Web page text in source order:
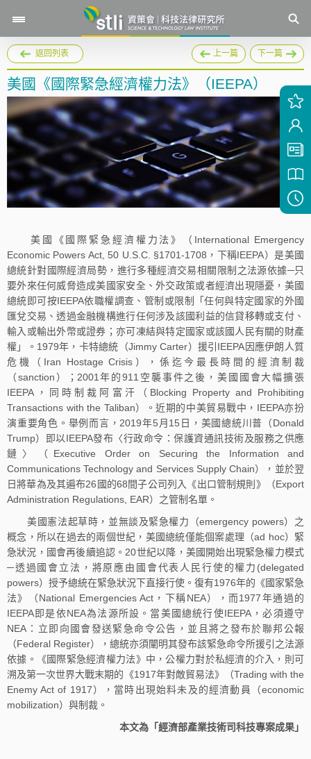
返回列表 上一篇 下一篇
美國《國際緊急經濟權力法》（IEEPA）
美國《國際緊急經濟權力法》（International Emergency
Economic Powers Act, 50 U.S.C. §1701-1708，下稱IEEPA）是美國
總統針對國際經濟局勢，進行多種經濟交易相關限制之法源依據─只
要外來任何威脅造成美國家安全、外交政策或者經濟出現隱憂，美國
總統即可按IEEPA依職權調查、管制或限制「任何與特定國家的外國
匯兌交易、透過金融機構進行任何涉及該國利益的信貸移轉或支付、
輸入或輸出外幣或證券；亦可凍結與特定國家或該國人民有關的財產
權」。1979年，卡特總統（Jimmy Carter）援引IEEPA因應伊朗人質
危機（Iran Hostage Crisis），係迄今最長時間的經濟制裁
（sanction）；2001年的911空襲事件之後，美國國會大幅擴張
IEEPA，同時制裁阿富汗（Blocking Property and Prohibiting
Transactions with the Taliban）。近期的中美貿易戰中，IEEPA亦扮
演重要角色。舉例而言，2019年5月15日，美國總統川普（Donald
Trump）即以IEEPA發布〈行政命令：保護資通訊技術及服務之供應
鏈〉（Executive Order on Securing the Information and
Communications Technology and Services Supply Chain），並於翌
日將華為及其遍布26國的68間子公司列入《出口管制規則》（Export
Administration Regulations, EAR）之管制名單。
美國憲法起草時，並無談及緊急權力（emergency powers）之
概念，所以在過去的兩個世紀，美國總統僅能個案處理（ad hoc）緊
急狀況，國會再後續追認。20世紀以降，美國開始出現緊急權力模式
─透過國會立法，將原應由國會代表人民行使的權力(delegated
powers）授予總統在緊急狀況下直接行使。復有1976年的《國家緊急
法》（National Emergencies Act，下稱NEA），而1977年通過的
IEEPA即是依NEA為法源所設。當美國總統行使IEEPA，必須遵守
NEA：立即向國會發送緊急命令公告，並且將之發布於聯邦公報
（Federal Register），總統亦須闡明其發布該緊急命令所援引之法源
依據。《國際緊急經濟權力法》中，公權力對於私經濟的介入，則可
溯及第一次世界大戰末期的《1917年對敵貿易法》（Trading with the
Enemy Act of 1917），當時出現始料未及的經濟動員（economic
mobilization）與制裁。
本文為「經濟部產業技術司科技專案成果」